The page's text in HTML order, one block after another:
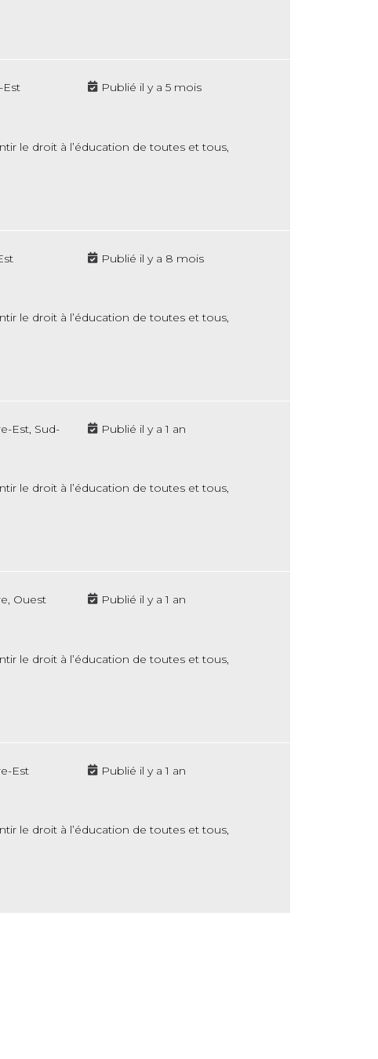
Est Publié il y a 5 mois
le droit à l’éducation de toutes et tous,
Publié il y a 8 mois
le droit à l’éducation de toutes et tous,
Est, Sud-
Publié il y a 1 an
le droit à l’éducation de toutes et tous,
Ouest Publié il y a 1 an
le droit à l’éducation de toutes et tous,
Est Publié il y a 1 an
le droit à l’éducation de toutes et tous,